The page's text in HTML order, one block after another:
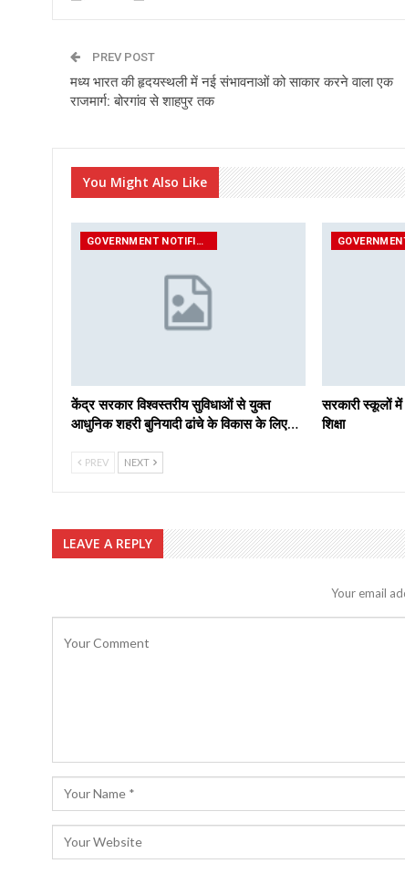
PREV POST
मध्य भारत की हृदयस्थली में नई संभावनाओं को साकार करने वाला एक
राजमार्ग: बोरगांव से शाहपुर तक
You Might Also Like
GOVERNMENT NOTIFICATIONS
केंद्र सरकार विश्वस्तरीय सुविधाओं से युक्त
आधुनिक शहरी बुनियादी ढांचे के विकास के लिए…
सरकारी स्कूलों में
शिक्षा
PREV NEXT
LEAVE A REPLY
Your email